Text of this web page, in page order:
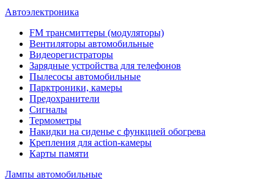
Автоэлектроника
FM трансмиттеры (модуляторы)
Вентиляторы автомобильные
Видеорегистраторы
Зарядные устройства для телефонов
Пылесосы автомобильные
Парктроники, камеры
Предохранители
Сигналы
Термометры
Накидки на сиденье с функцией обогрева
Крепления для action-камеры
Карты памяти
Лампы автомобильные